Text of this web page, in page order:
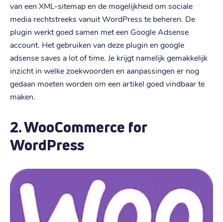
van een XML-sitemap en de mogelijkheid om sociale
media rechtstreeks vanuit WordPress te beheren. De
plugin werkt goed samen met een Google Adsense
account. Het gebruiken van deze plugin en google
adsense saves a lot of time. Je krijgt namelijk gemakkelijk
inzicht in welke zoekwoorden en aanpassingen er nog
gedaan moeten worden om een artikel goed vindbaar te
maken.
2. WooCommerce for
WordPress